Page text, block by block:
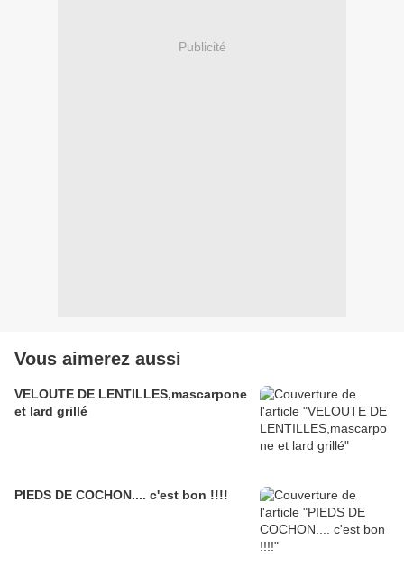
Publicité
Vous aimerez aussi
VELOUTE DE LENTILLES,mascarpone
et lard grillé
PIEDS DE COCHON.... c'est bon !!!!